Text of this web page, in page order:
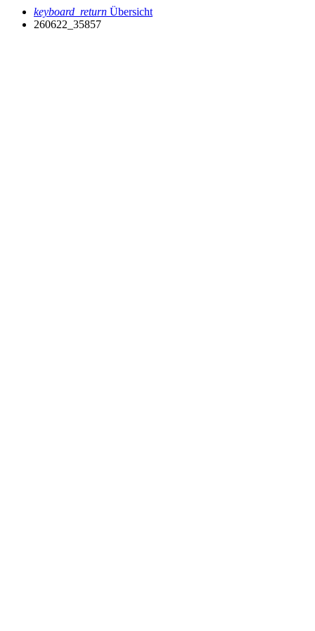
keyboard_return Übersicht
260622_35857